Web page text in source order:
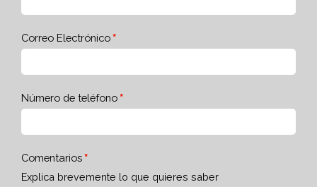
Correo Electrónico
Número de teléfono
Comentarios
Explica brevemente lo que quieres saber